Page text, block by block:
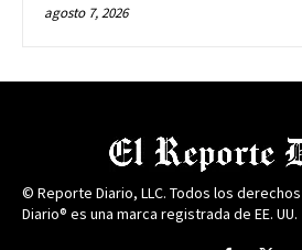
agosto 7, 2026
© Reporte Diario, LLC. Todos los
Diario® es una marca registrada de EE. UU.